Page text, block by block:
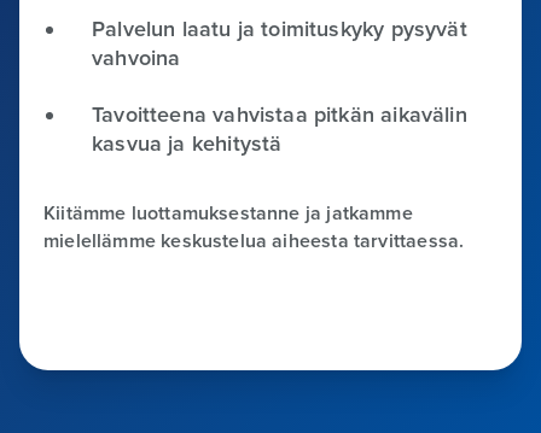
Palvelun laatu ja toimituskyky pysyvät
vahvoina
Tavoitteena vahvistaa pitkän aikavälin
kasvua ja kehitystä
Kiitämme luottamuksestanne ja jatkamme
mielellämme keskustelua aiheesta tarvittaessa.